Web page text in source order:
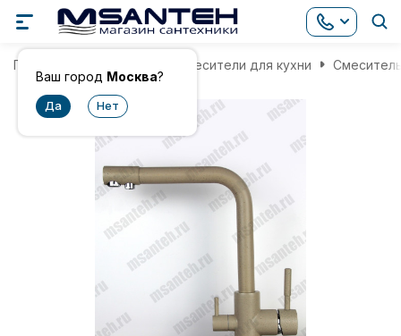
Ваш город Москва?
Главная Смесители для кухни